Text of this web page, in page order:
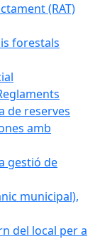
(RAT)
forestals
de reserves
amb
gestió de
municipal),
del local per a